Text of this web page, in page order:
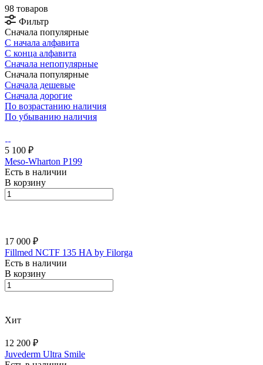
98 товаров
Фильтр
Сначала популярные
С начала алфавита
С конца алфавита
Сначала непопулярные
Сначала популярные
Сначала дешевые
Сначала дорогие
По возрастанию наличия
По убыванию наличия
5 100 ₽
Meso-Wharton P199
Есть в наличии
В корзину
17 000 ₽
Fillmed NCTF 135 HA by Filorga
Есть в наличии
В корзину
Хит
12 200 ₽
Juvederm Ultra Smile